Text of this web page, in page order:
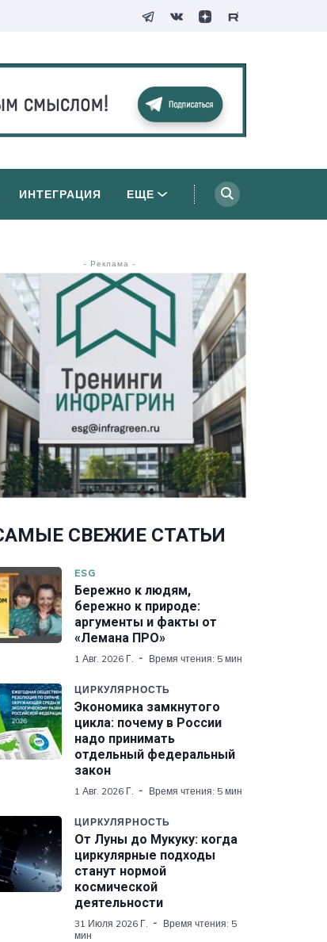
ИНТЕГРАЦИЯ ЕЩЕ
- Реклама -
СВЕЖИЕ СТАТЬИ
ESG
Бережно к людям,
бережно к природе:
аргументы и факты от
«Лемана ПРО»
1 Авг. 2026 Г. Время чтения: 5 мин
ЦИРКУЛЯРНОСТЬ
Экономика замкнутого
цикла: почему в России
надо принимать
отдельный федеральный
закон
1 Авг. 2026 Г. Время чтения: 5 мин
ЦИРКУЛЯРНОСТЬ
От Луны до Мукуку: когда
циркулярные подходы
станут нормой
космической
деятельности
31 Июля 2026 Г.
Время чтения: 5
мин